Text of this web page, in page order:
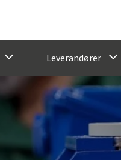
Leverandører